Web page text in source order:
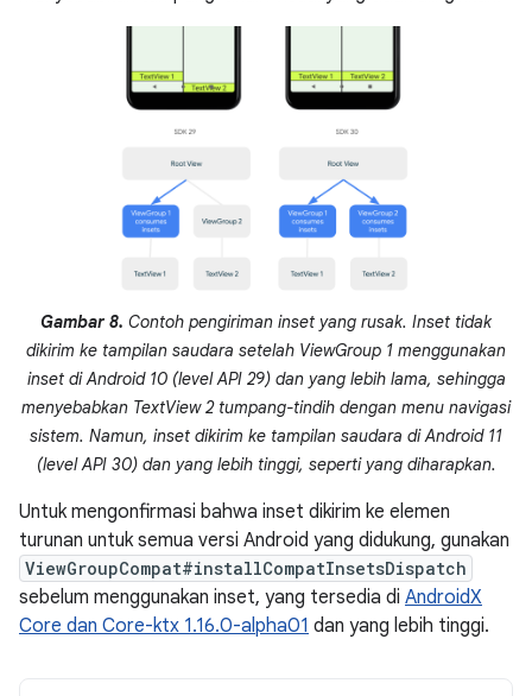
Gambar 8. Contoh pengiriman inset yang rusak. Inset tidak
dikirim ke tampilan saudara setelah ViewGroup 1 menggunakan
inset di Android 10 (level API 29) dan yang lebih lama, sehingga
menyebabkan TextView 2 tumpang-tindih dengan menu navigasi
sistem. Namun, inset dikirim ke tampilan saudara di Android 11
(level API 30) dan yang lebih tinggi, seperti yang diharapkan.
Untuk mengonfirmasi bahwa inset dikirim ke elemen
turunan untuk semua versi Android yang didukung, gunakan
ViewGroupCompat#installCompatInsetsDispatch
sebelum menggunakan inset, yang tersedia di AndroidX
Core dan Core-ktx 1.16.0-alpha01 dan yang lebih tinggi.